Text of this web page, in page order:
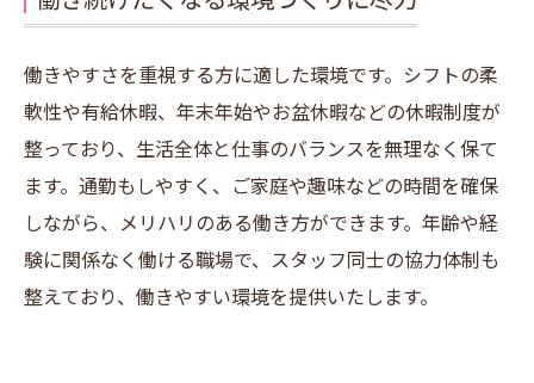
働きやすさを重視する方に適した環境です。シフトの柔
軟性や有給休暇、年末年始やお盆休暇などの休暇制度が
整っており、生活全体と仕事のバランスを無理なく保て
ます。通勤もしやすく、ご家庭や趣味などの時間を確保
しながら、メリハリのある働き方ができます。年齢や経
験に関係なく働ける職場で、スタッフ同士の協力体制も
整えており、働きやすい環境を提供いたします。